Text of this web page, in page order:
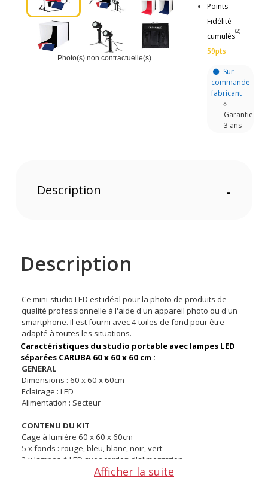
Photo(s) non contractuelle(s)
Points
Fidélité
cumulés
(2)
59pts
Sur
commande
fabricant
Garantie
3 ans
Description -
Description
Ce mini-studio LED est idéal pour la photo de produits de
qualité professionnelle à l'aide d'un appareil photo ou d'un
smartphone. Il est fourni avec 4 toiles de fond pour être
adapté à toutes les situations.
Caractéristiques du studio portable avec lampes LED
séparées CARUBA 60 x 60 x 60 cm :
GENERAL
Dimensions : 60 x 60 x 60cm
Eclairage : LED
Alimentation : Secteur
CONTENU DU KIT
Cage à lumière 60 x 60 x 60cm
5 x fonds : rouge, bleu, blanc, noir, vert
2 x lampes à LED avec cordon d'alimentation
1 x trépied avec mini rotuleAfficher la suite